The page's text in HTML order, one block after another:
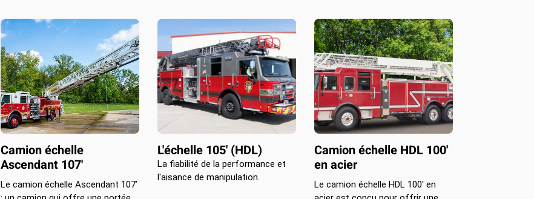
Camion échelle
Ascendant 107'
Le camion échelle Ascendant 107’
L'échelle 105' (HDL)
La fiabilité de la performance et
l'aisance de manipulation.
Camion échelle HDL 100'
en acier
Le camion échelle HDL 100' en